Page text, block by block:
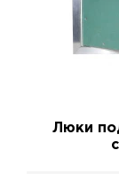
Люки